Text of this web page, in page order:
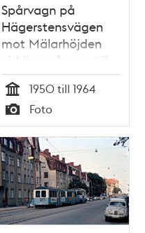
Spårvagn på
Hägerstensvägen
mot Mälarhöjden
vid övergången till
egen banvall vid
Fabriksvägens
hållplats.
Tid
1950 till 1964
Typ
Foto